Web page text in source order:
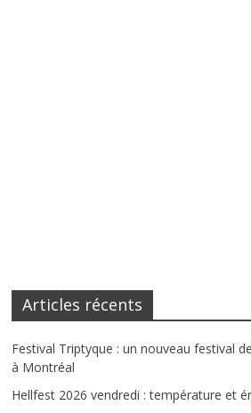
Articles récents
Festival Triptyque : un nouveau festival
à Montréal
Hellfest 2026 vendredi : température et